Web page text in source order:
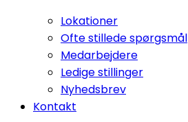
Lokationer
Ofte stillede spørgsmål
Medarbejdere
Ledige stillinger
Nyhedsbrev
Kontakt